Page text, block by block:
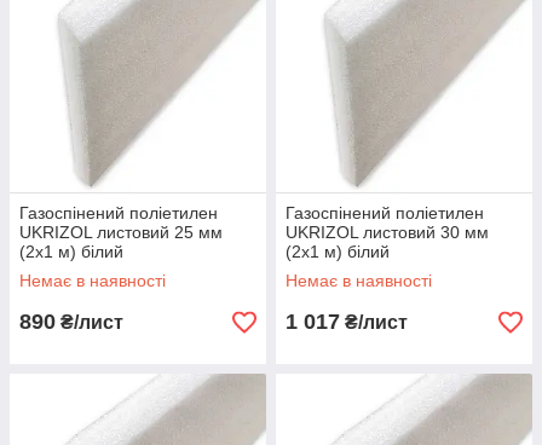
Газоспінений поліетилен
UKRIZOL листовий 25 мм
(2х1 м) білий
Немає в наявності
890 ₴/лист
Газоспінений поліетилен
UKRIZOL листовий 30 мм
(2х1 м) білий
Немає в наявності
1 017 ₴/лист